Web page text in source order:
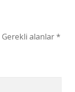
Gerekli alanlar*